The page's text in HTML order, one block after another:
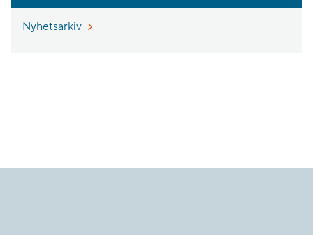
Nyhetsarkiv